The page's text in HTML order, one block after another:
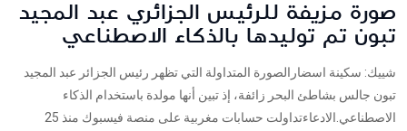
صورة مزيفة للرئيس الجزائري عبد المجيد
تبون تم توليدها بالذكاء الاصطناعي
شييك: سكينة اسضارالصورة المتداولة التي تظهر رئيس الجزائر عبد المجيد
تبون جالس بشاطئ البحر زائفة، إذ تبين أنها مولدة باستخدام الذكاء
الاصطناعي.الادعاءتداولت حسابات مغربية على منصة فيسبوك منذ 25